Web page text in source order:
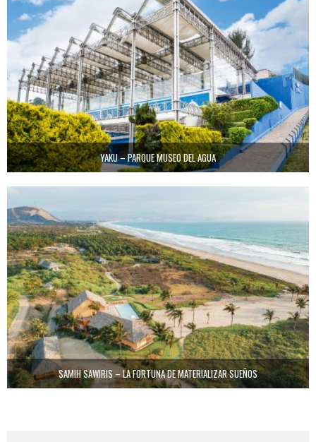
YAKU – PARQUE MUSEO DEL AGUA
SAMIH SAWIRIS – LA FORTUNA DE MATERIALIZAR SUEÑOS